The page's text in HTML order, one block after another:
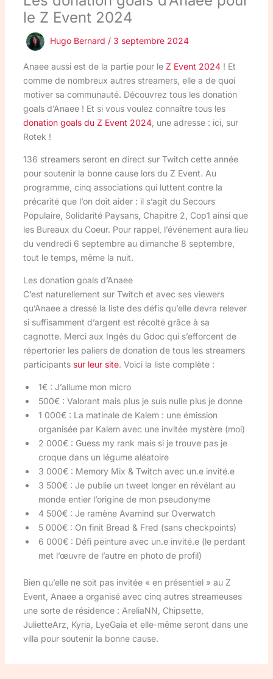
le Z Event 2024
Hugo Bernard / 3 septembre 2024
Anaee aussi est de la partie pour le Z Event 2024! Et
comme de nombreux autres streamers, elle a de quoi
motiver sa communauté. Découvrez tous les donation
goals d’Anaee ! Et si vous voulez connaître tous les
donation goals du Z Event 2024, une adresse : ici, sur
Rotek !
136 streamers seront en direct sur Twitch cette année
pour soutenir la bonne cause lors du Z Event. Au
programme, cinq associations qui luttent contre la
précarité que l’on doit aider : il s’agit du Secours
Populaire, Solidarité Paysans, Chapitre 2, Cop1 ainsi que
les Bureaux du Coeur. Pour rappel, l’événement aura lieu
du vendredi 6 septembre au dimanche 8 septembre,
tout le temps, même la nuit.
Les donation goals d’Anaee
C’est naturellement sur Twitch et avec ses viewers
qu’Anaee a dressé la liste des défis qu’elle devra relever
si suffisamment d’argent est récolté grâce à sa
cagnotte. Merci aux Ingés du Gdoc qui s’efforcent de
répertorier les paliers de donation de tous les streamers
participants sur leur site. Voici la liste complète :
1€ : J’allume mon micro
500€ : Valorant mais plus je suis nulle plus je donne
1 000€ : La matinale de Kalem : une émission
organisée par Kalem avec une invitée mystère (moi)
2 000€ : Guess my rank mais si je trouve pas je
croque dans un légume aléatoire
3 000€ : Memory Mix & Twitch avec un.e invité.e
3 500€ : Je publie un tweet longer en révélant au
monde entier l’origine de mon pseudonyme
4 500€ : Je ramène Avamind sur Overwatch
5 000€ : On finit Bread & Fred (sans checkpoints)
6 000€ : Défi peinture avec un.e invité.e (le perdant
met l’œuvre de l’autre en photo de profil)
Bien qu’elle ne soit pas invitée « en présentiel » au Z
Event, Anaee a organisé avec cinq autres streameuses
une sorte de résidence : AreliaNN, Chipsette,
JulietteArz, Kyria, LyeGaia et elle-même seront dans une
villa pour soutenir la bonne cause.